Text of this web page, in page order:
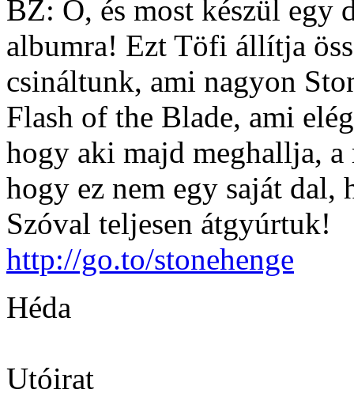
BZ: Ó, és most készül egy
albumra! Ezt Töfi állítja
csináltunk, ami nagyon
Flash of the Blade, ami
hogy aki majd meghallja,
hogy ez nem egy saját dal,
Szóval teljesen átgyúrtuk!
http://go.to/stonehenge
Héda
Utóirat